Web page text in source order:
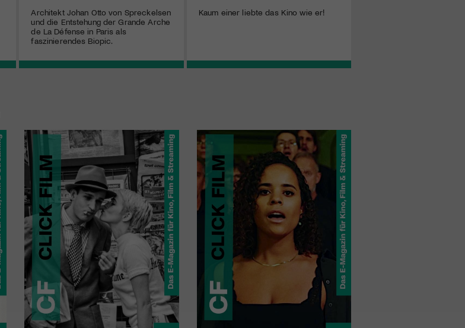
Architekt Johan Otto von Spreckelsen
und die Entstehung der Grande Arche
de La Défense in Paris als
faszinierendes Biopic.
Kaum einer liebte das Kino wie er!